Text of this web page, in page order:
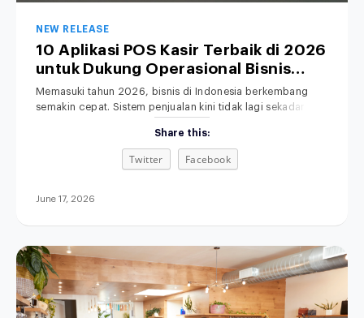
NEW RELEASE
10 Aplikasi POS Kasir Terbaik di 2026
untuk Dukung Operasional Bisnis
Anda
Memasuki tahun 2026, bisnis di Indonesia berkembang
semakin cepat. Sistem penjualan kini tidak lagi sekadar
POS terbaik untuk bisnis retail, F&B, fashion, maupun jasa
menjadi langkah penting untuk meningkatkan efisiensi
operasional. Di saat yang sama, sistem penjualan
bisnis terintegrasi. Aplikasi kasir modern
Share this:
Twitter Facebook
June 17, 2026